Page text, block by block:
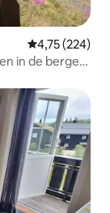
Gemiddelde
4,75 (224)
in de bergen